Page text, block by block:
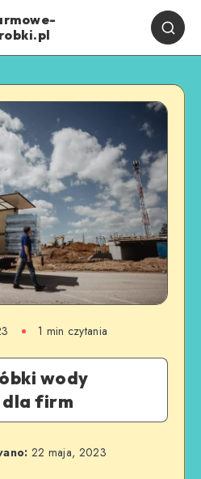
1 min czytania
wody
firm
22 maja, 2023